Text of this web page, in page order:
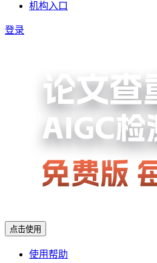
机构入口
登录
点击使用
使用帮助